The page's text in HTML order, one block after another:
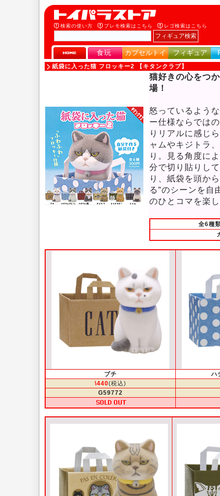
検索の使い方 プレモ検索はこちら レゴ検索はこちら
食玩 カプセルトイ フィギュア
紙袋に入った猫 フロッキー2 【キタンクラブ】
猫好きの心をつ
場！
怒っているよう
ー仕様ならでは
りリアルに感じ
ャムやキジトラ
り。見る角度に
分で切り貼りし
り、紙袋を頭か
る”のシーンを自
のひとコマを楽
全6種
ブチ
ハ
\440(税込)
G59772